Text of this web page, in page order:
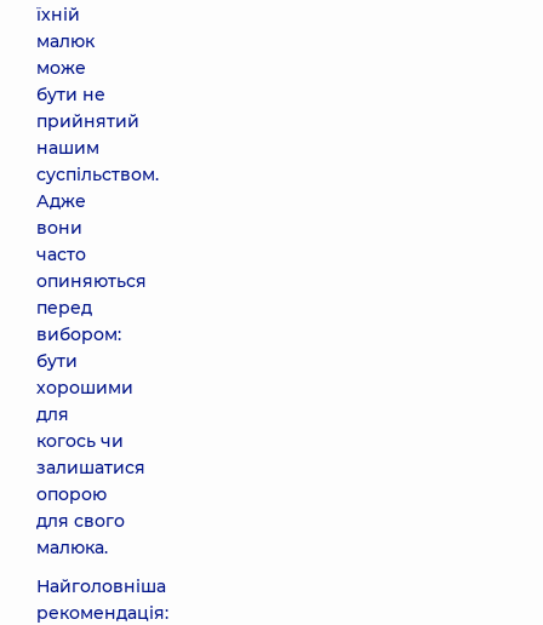
їхній
малюк
може
бути не
прийнятий
нашим
суспільством.
Адже
вони
часто
опиняються
перед
вибором:
бути
хорошими
для
когось чи
залишатися
опорою
для свого
малюка.
Найголовніша
рекомендація: